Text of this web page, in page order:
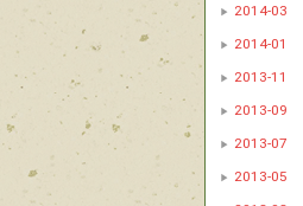
2014-03
2014-01
2013-11
2013-09
2013-07
2013-05